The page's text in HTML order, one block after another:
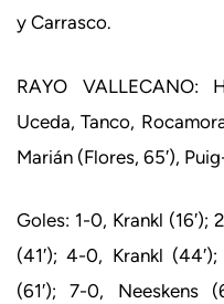
y Carrasco.
RAYO VALLECANO:
Uceda, Tanco,
Marián (Flores, 65′),
Goles: 1-0, Krankl (16′);
(41′); 4-0, Krankl
(61′); 7-0, Neeskens